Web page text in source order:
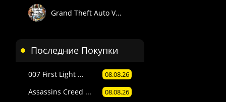
П1) — вручную в течение 3 часов в рабочее время
смотрите в описании товара.
Grand Theft Auto V...
Последние Покупки
007 First Light ... 08.08.26
Assassins Creed ... 08.08.26